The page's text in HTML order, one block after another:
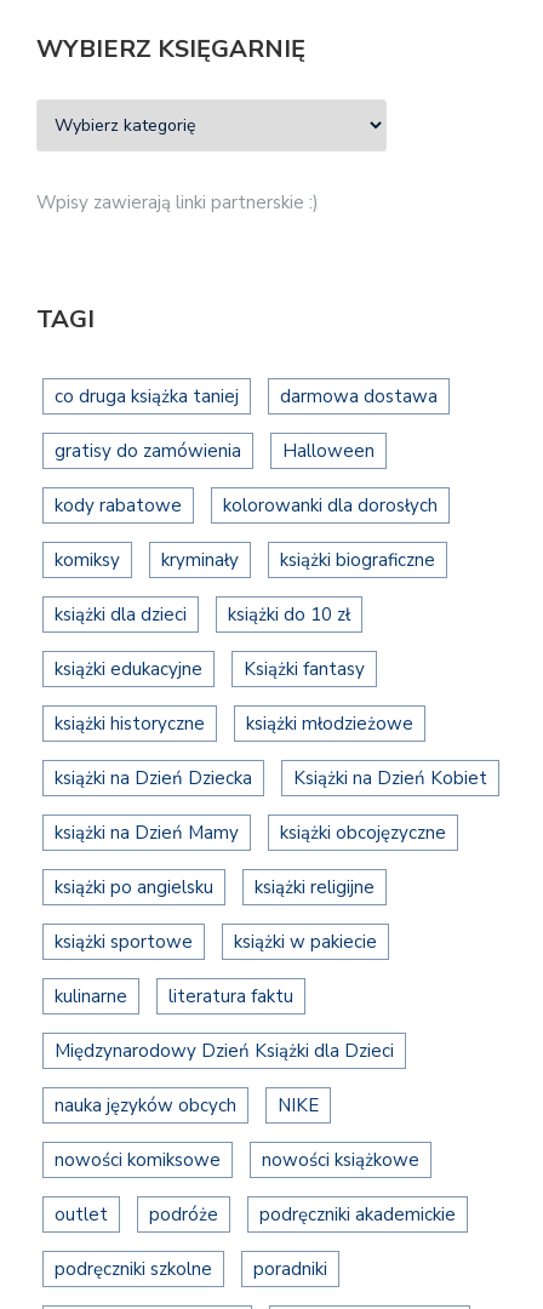
WYBIERZ KSIĘGARNIĘ
Wpisy zawierają linki partnerskie :)
TAGI
co druga książka taniej darmowa dostawa
gratisy do zamówienia Halloween
kody rabatowe kolorowanki dla dorosłych
komiksy kryminały książki biograficzne
książki dla dzieci książki do 10 zł
książki edukacyjne Książki fantasy
książki historyczne książki młodzieżowe
książki na Dzień Dziecka Książki na Dzień Kobiet
książki na Dzień Mamy książki obcojęzyczne
książki po angielsku książki religijne
książki sportowe książki w pakiecie
kulinarne literatura faktu
Międzynarodowy Dzień Książki dla Dzieci
nauka języków obcych NIKE
nowości komiksowe nowości książkowe
outlet podróże podręczniki akademickie
podręczniki szkolne poradniki